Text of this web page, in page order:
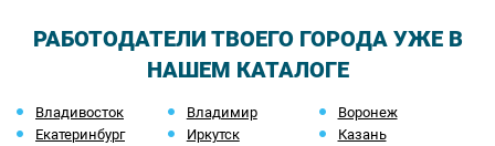
РАБОТОДАТЕЛИ ТВОЕГО ГОРОДА УЖЕ В
НАШЕМ КАТАЛОГЕ
Владивосток Владимир
Воронеж
Екатеринбург
Иркутск
Казань